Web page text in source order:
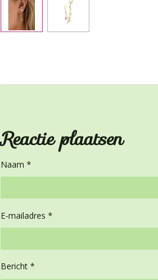
Reactie plaatsen
Naam *
E-mailadres *
Bericht *